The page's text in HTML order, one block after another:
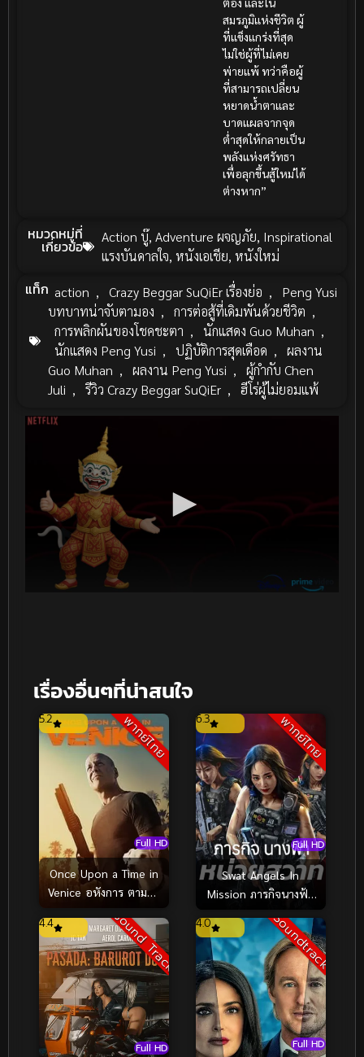
สมรภูมิแห่งชีวิต ผู้
ที่แข็งแกร่งที่สุด
ไม่ใช่ผู้ที่ไม่เคย
พ่ายแพ้ ทว่าคือผู้
ที่สามารถเปลี่ยน
หยาดน้ำตาและ
บาดแผลจากจุด
ต่ำสุดให้กลายเป็น
พลังแห่งศรัทธา
เพื่อลุกขึ้นสู้ใหม่ได้
ต่างหาก”
หมวดหมู่ที่
เกี่ยวข้อ
Action บู๊, Adventure ผจญภัย, Inspirational
แรงบันดาลใจ, หนังเอเชีย, หนังใหม่
แท็ก action , Crazy Beggar SuQiEr เรื่องย่อ ,
Peng Yusi
บทบาทน่าจับตามอง , การต่อสู้ที่เดิมพันด้วยชีวิต ,
การพลิกผันของโชคชะตา , นักแสดง Guo Muhan ,
นักแสดง Peng Yusi , ปฏิบัติการสุดเดือด ,
ผลงาน
Guo Muhan , ผลงาน Peng Yusi ,
ผู้กำกับ Chen
Juli , รีวิว Crazy Beggar SuQiEr , ฮีโร่ผู้ไม่ยอมแพ้
เรื่องอื่นๆที่น่าสนใจ
พากย์ไทย
Full HD
5.2
Once Upon a Time in
Venice อหังการ ตามล่า
พากย์ไทย
Full HD
6.3
Swat Angels In
Mission ภารกิจนางฟ้า
Sound Track
Full HD
4.4 Soundtrack
Full HD
4.0